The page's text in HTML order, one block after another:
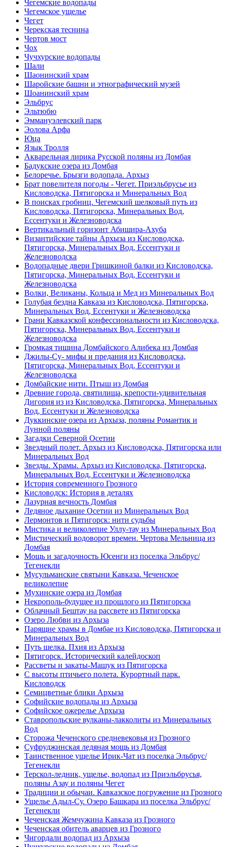
Чегемские водопады
Чегемское ущелье
Чегет
Черекская теснина
Чертов мост
Чох
Чучхурские водопады
Шали
Шаонинский храм
Шаройские башни и этнографический музей
Шоанинский храм
Эльбрус
Эльтюбю
Эммануэлевский парк
Эолова Арфа
Юца
Язык Тролля
Акварельная лирика Русской поляны из Домбая
Бадукские озера из Домбая
Белоречье. Брызги водопада. Архыз
Брат повелителя погоды - Чегет. Приэльбрусье из
Кисловодска, Пятигорска и Минеральных Вод
В поисках гробниц. Чегемский шелковый путь из
Кисловодска, Пятигорска, Минеральных Вод,
Ессентуки и Железноводска
Вертикальный горизонт Абишира-Ахуба
Византийские тайны Архыза из Кисловодска,
Пятигорска, Минеральных Вод, Ессентуки и
Железноводска
Водопадные двери Гришкиной балки из Кисловодска,
Пятигорска, Минеральных Вод, Ессентуки и
Железноводска
Волки, Великаны, Кольца и Мед из Минеральных Вод
Голубая бездна Кавказа из Кисловодска, Пятигорска,
Минеральных Вод, Ессентуки и Железноводска
Грани Кавказской конфессиональности из Кисловодска,
Пятигорска, Минеральных Вод, Ессентуки и
Железноводска
Громкая тишина Домбайского Алибека из Домбая
Джилы-Су- мифы и предания из Кисловодска,
Пятигорска, Минеральных Вод, Ессентуки и
Железноводска
Домбайские нити. Птыш из Домбая
Древние города, святилища, крепости-удивительная
Дигория из из Кисловодска, Пятигорска, Минеральных
Вод, Ессентуки и Железноводска
Дуккинские озера из Архыза, поляны Романтик и
Лунной поляны
Загадки Северной Осетии
Звездный полет. Архыз из Кисловодска, Пятигорска или
Минеральных Вод
Звезды. Храмы. Архыз из Кисловодска, Пятигорска,
Минеральных Вод, Ессентуки и Железноводска
История современного Грозного
Кисловодск: История в деталях
Лазурная вечность Домбая
Ледяное дыхание Осетии из Минеральных Вод
Лермонтов и Пятигорск: нити судьбы
Мистика и великолепие Уллу-тау из Минеральных Вод
Мистический водоворот времен. Чертова Мельница из
Домбая
Мощь и загадочность Юсенги из поселка Эльбрус/
Тегенекли
Мусульманские святыни Кавказа. Чеченское
великолепие
Мухинские озера из Домбая
Некрополь-будущее из прошлого из Пятигорска
Облачный Бештау на рассвете из Пятигорска
Озеро Любви из Архыза
Парящие храмы в Домбае из Кисловодска, Пятигорска и
Минеральных Вод
Путь шелка. Пхия из Архыза
Пятигорск. Исторический калейдоскоп
Рассветы и закаты-Машук из Пятигорска
С высоты птичьего полета. Курортный парк.
Кисловодск
Семицветные блики Архыза
Софийские водопады из Архыза
Софийское ожерелье Архыза
Ставропольские вулканы-лакколиты из Минеральных
Вод
Сторожа Чеченского средневековья из Грозного
Суфруджинская ледяная мощь из Домбая
Таинственное ущелье Ирик-Чат из поселка Эльбрус/
Тегенекли
Терскол-ледник, ущелье, водопад из Приэльбрусья,
поляны Азау и поляны Чегет
Традиции и обычаи. Кавказское погружение из Грозного
Ущелье Адыл-Су. Озеро Башкара из поселка Эльбрус/
Тегенекли
Чеченская Жемчужина Кавказа из Грозного
Чеченская обитель аварцев из Грозного
Чигордали водопад из Архыза